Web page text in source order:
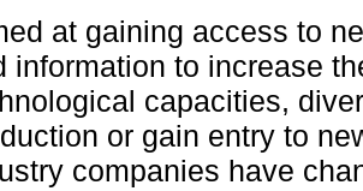
at gaining access to
information to increase
capacities,
or gain entry to
companies have